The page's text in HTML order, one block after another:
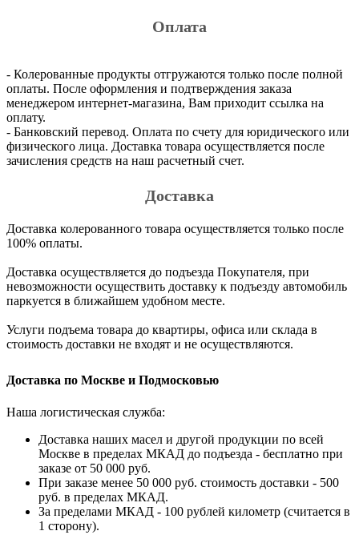
Оплата
- Колерованные продукты отгружаются только после полной
оплаты. После оформления и подтверждения заказа
менеджером интернет-магазина, Вам приходит ссылка на
оплату.
- Банковский перевод. Оплата по счету для юридического или
физического лица. Доставка товара осуществляется после
зачисления средств на наш расчетный счет.
Доставка
Доставка колерованного товара осуществляется только после
100% оплаты.
Доставка осуществляется до подъезда Покупателя, при
невозможности осуществить доставку к подъезду автомобиль
паркуется в ближайшем удобном месте.
Услуги подъема товара до квартиры, офиса или склада в
стоимость доставки не входят и не осуществляются.
Доставка по Москве и Подмосковью
Наша логистическая служба:
Доставка наших масел и другой продукции по всей
Москве в пределах МКАД до подъезда - бесплатно при
заказе от 50 000 руб.
При заказе менее 50 000 руб. стоимость доставки - 500
руб. в пределах МКАД.
За пределами МКАД - 100 рублей километр (считается в
1 сторону).